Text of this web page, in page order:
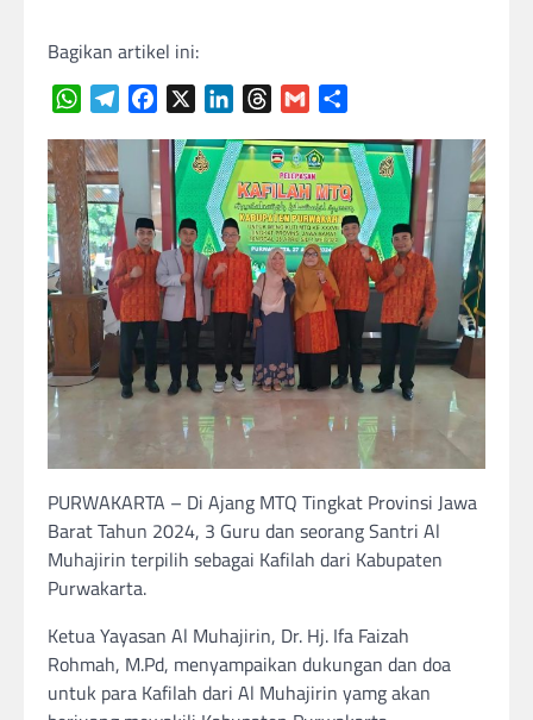
Bagikan artikel ini:
WhatsAppTelegramFacebook LinkedInThreads
Gmail
PURWAKARTA – Di Ajang MTQ Tingkat Provinsi Jawa
Barat Tahun 2024, 3 Guru dan seorang Santri Al
Muhajirin terpilih sebagai Kafilah dari Kabupaten
Purwakarta.
Ketua Yayasan Al Muhajirin, Dr. Hj. Ifa Faizah
Rohmah, M.Pd, menyampaikan dukungan dan doa
untuk para Kafilah dari Al Muhajirin yamg akan